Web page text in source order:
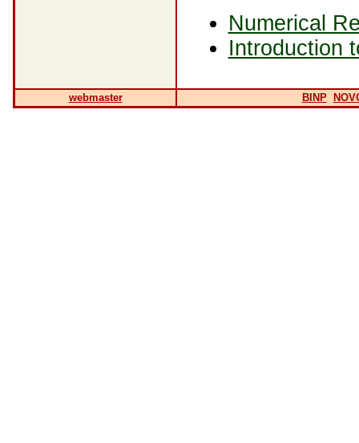
Numerical
Introduction
webmaster BINP